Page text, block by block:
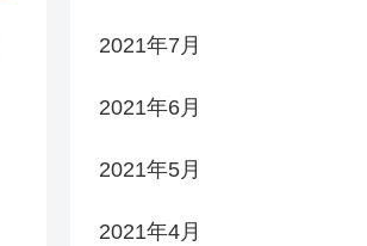
2021年7月
2021年6月
2021年5月
2021年4月